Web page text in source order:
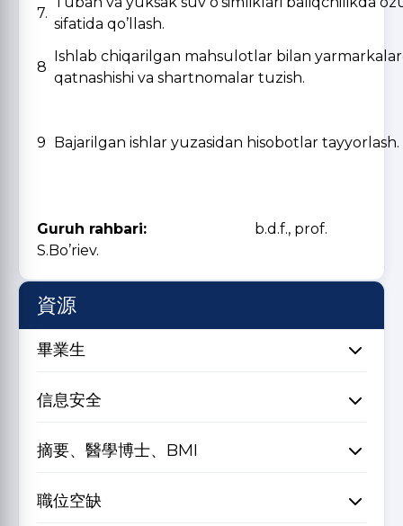
7.
sifatida qo’llash.
8
Ishlab chiqarilgan mahsulotlar bilan
qatnashishi va shartnomalar tuzish.
9 Bajarilgan ishlar yuzasidan hisobotlar tayyorlash.
Guruh rahbari: b.d.f., prof.
S.Bo’riev.
資源
畢業生
信息安全
摘要、醫學博士、BMI
職位空缺